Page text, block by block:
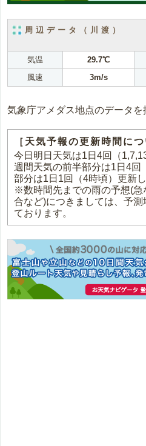
周辺データ（川渡）
気温 29.7℃
風速
3m/s
気象庁アメダス地点のデータを
［天気予報の更新時間につ
今日明日天気は1日4回（
週間天気の前半部分は1日4回
部分は1日1回（4時頃）更新し
※数時間先までの雨の予想(急
合など)につきましては、予
ております。